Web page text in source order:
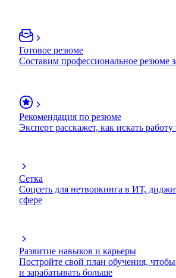
Готовое резюме
Составим профессиональное резюме
Рекомендация по резюме
Эксперт расскажет, как искать
Сетка
Соцсеть для нетворкинга в ИТ,
сфере
Развитие навыков и карьеры
Постройте свой план обучения, чтобы
и зарабатывать больше